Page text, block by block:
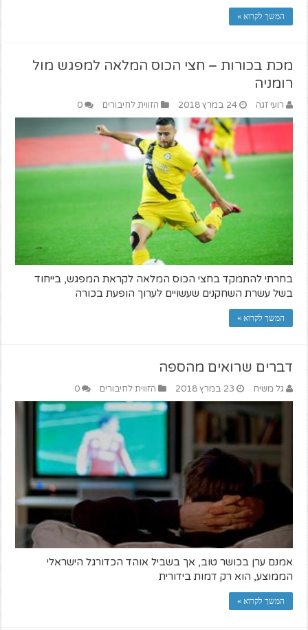
המשך לקרוא »
מכת בכורות – חצי הכוס המלאה למפגש מול
רומניה
רועי זגה 24 במרץ 2018 הזווית לחיבורים 0
בחרתי להתמקד בחצי הכוס המלאה לקראת המפגש, בייחוד
בשל עשרת השחקנים שעשויים לערוך הופעת בכורה
המשך לקרוא »
דברים שרואים מהספה
גל משיח 23 במרץ 2018 הזווית לחיבורים 0
אמנם ערן בכושר טוב, אך בשביל אוהד הכדורגל הישראלי
הממוצע, הוא רק דמות בידורית
המשך לקרוא »